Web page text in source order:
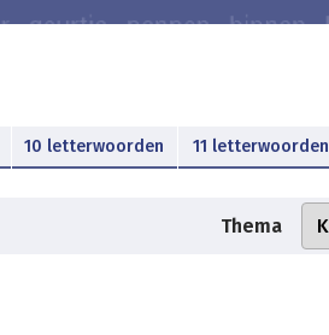
10 letterwoorden 11 letterwoorden
Thema